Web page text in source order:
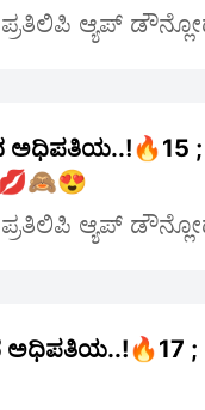
ಪ್ರತಿಲಿಪಿ ಆ್ಯಪ್
ಅಧಿಪತಿಯ..!🔥15 ;
💋🙈😍
ಪ್ರತಿಲಿಪಿ ಆ್ಯಪ್
ಅಧಿಪತಿಯ..!🔥17 ;